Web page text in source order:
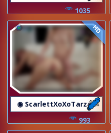
1035
HD
◉ ScarlettXoXoTarzan
993